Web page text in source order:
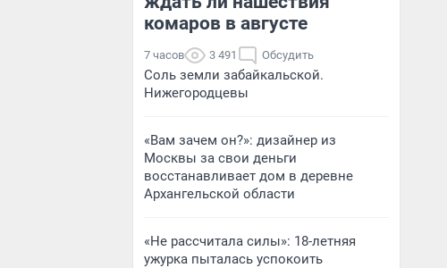
комаров в августе
7 часов 3 491 Обсудить
Соль земли забайкальской.
Нижегородцевы
«Вам зачем он?»: дизайнер из
Москвы за свои деньги
восстанавливает дом в деревне
Архангельской области
«Не рассчитала силы»: 18-летняя
ужурка пыталась успокоить